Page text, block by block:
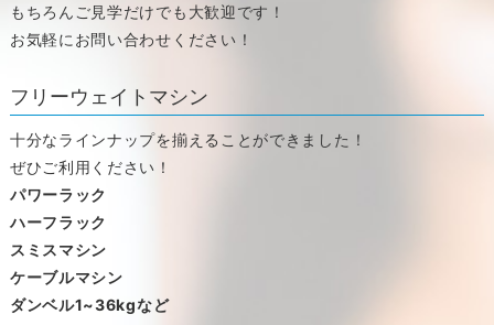
もちろんご見学だけでも大歓迎です！
お気軽にお問い合わせください！
フリーウェイトマシン
十分なラインナップを揃えることができました！
ぜひご利用ください！
パワーラック
ハーフラック
スミスマシン
ケーブルマシン
ダンベル1~36kgなど